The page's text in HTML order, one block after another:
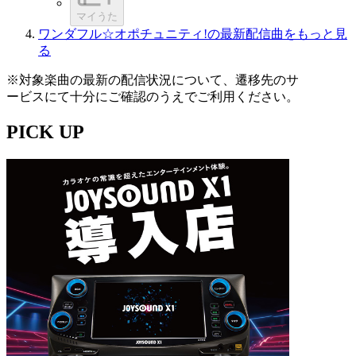
マイうた
ワンダフル☆オポチュニティ!の最新配信曲をもっと見
る
※対象楽曲の最新の配信状況について、遷移先のサ
ービスにて十分にご確認のうえでご利用ください。
PICK UP